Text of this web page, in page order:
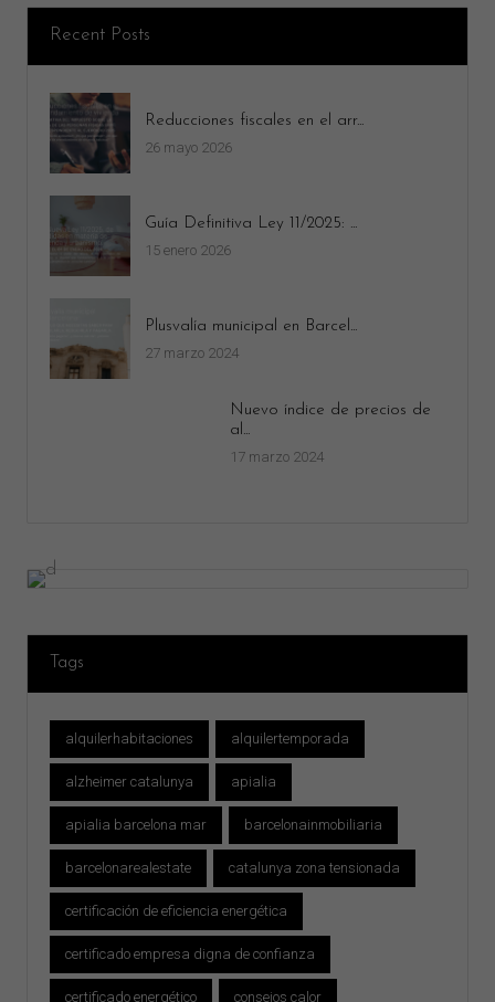
Recent Posts
Reducciones fiscales en el arr...
26 mayo 2026
Guía Definitiva Ley 11/2025: ...
15 enero 2026
Plusvalía municipal en Barcel...
27 marzo 2024
Nuevo índice de precios de
al...
17 marzo 2024
Tags
alquilerhabitaciones alquilertemporada
alzheimer catalunya apialia
apialia barcelona mar barcelonainmobiliaria
barcelonarealestate catalunya zona tensionada
certificación de eficiencia energética
certificado empresa digna de confianza
certificado energético consejos calor